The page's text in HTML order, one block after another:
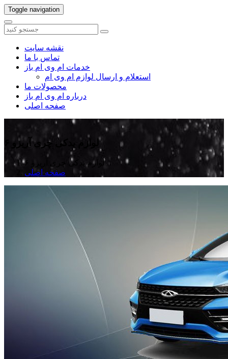
Toggle navigation
نقشه سایت
تماس با ما
خدمات ام وی ام باز
استعلام و ارسال لوازم ام وی ام
محصولات ما
درباره ام وی ام باز
صفحه اصلی
لوازم یدکی چری آریزو ۶
لوازم یدکی چری آریزو ۶
صفحه اصلی